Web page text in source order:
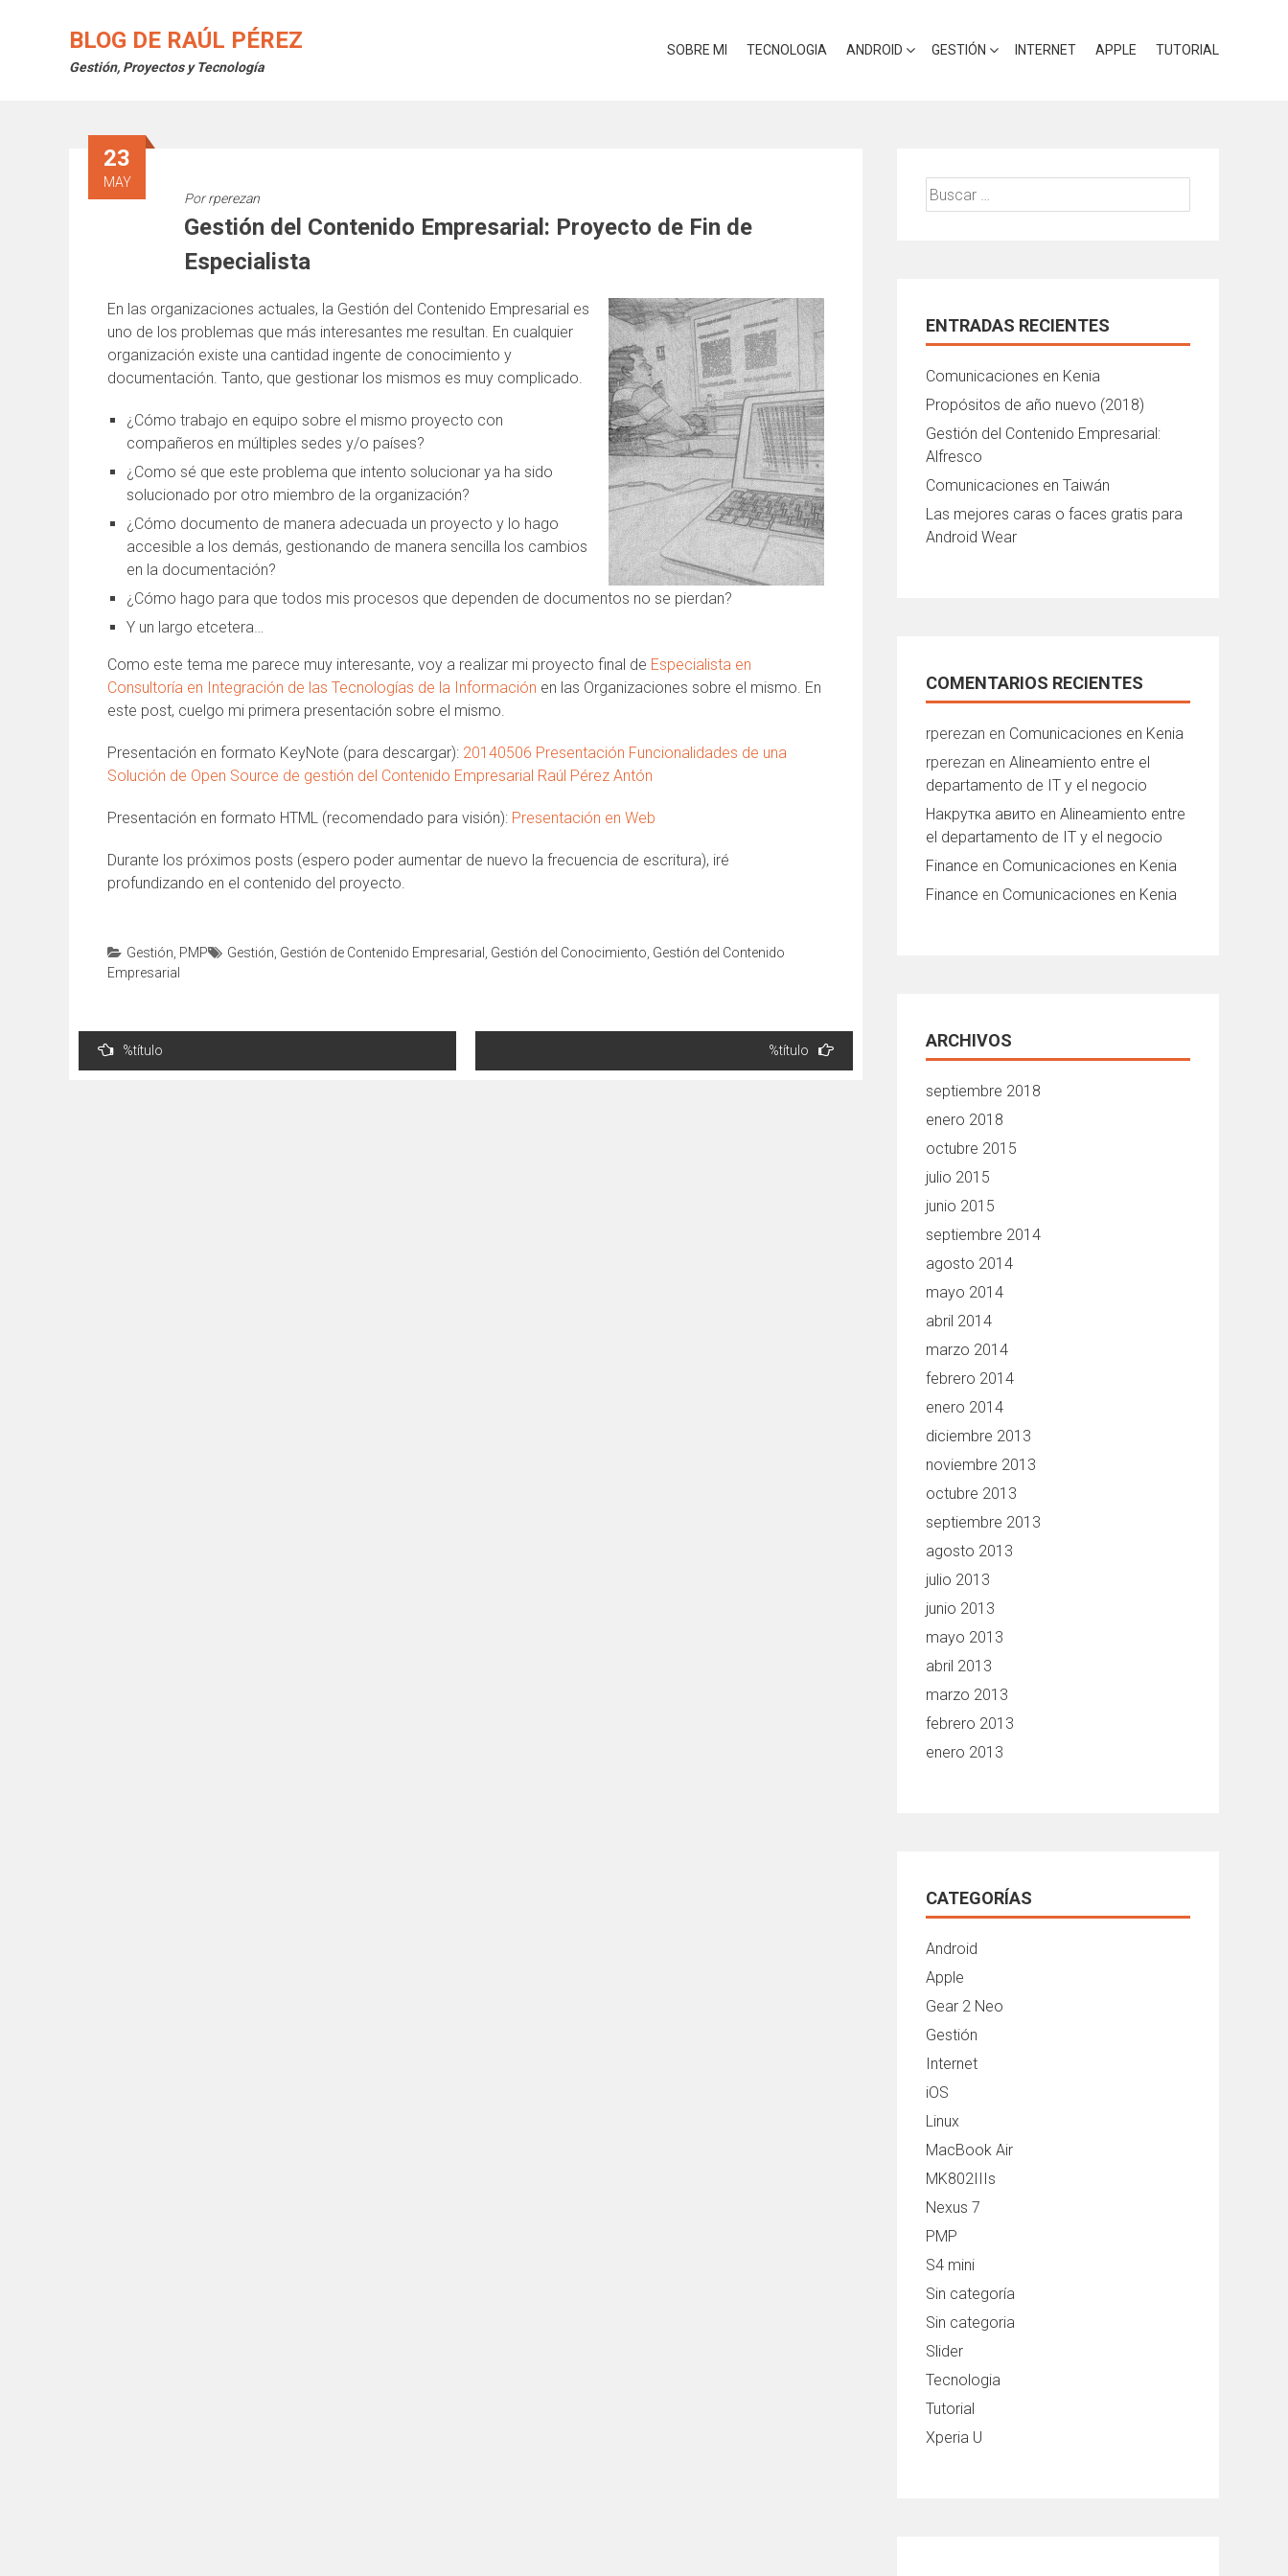
BLOG DE RAÚL PÉREZ
Gestión, Proyectos y Tecnología
SOBRE MI TECNOLOGIA ANDROID GESTIÓN INTERNET APPLE TUTORIAL
23
MAY
Porrperezan
Gestión del Contenido Empresarial: Proyecto de Fin de
Especialista
En las organizaciones actuales, la Gestión del Contenido Empresarial es
uno de los problemas que más interesantes me resultan. En cualquier
organización existe una cantidad ingente de conocimiento y
documentación. Tanto, que gestionar los mismos es muy complicado.
¿Cómo trabajo en equipo sobre el mismo proyecto con
compañeros en múltiples sedes y/o países?
¿Como sé que este problema que intento solucionar ya ha sido
solucionado por otro miembro de la organización?
¿Cómo documento de manera adecuada un proyecto y lo hago
accesible a los demás, gestionando de manera sencilla los cambios
en la documentación?
¿Cómo hago para que todos mis procesos que dependen de documentos no se pierdan?
Y un largo etcetera…
Como este tema me parece muy interesante, voy a realizar mi proyecto final de Especialista en
Consultoría en Integración de las Tecnologías de la Información en las Organizaciones sobre el mismo. En
este post, cuelgo mi primera presentación sobre el mismo.
Presentación en formato KeyNote (para descargar): 20140506 Presentación Funcionalidades de una
Solución de Open Source de gestión del Contenido Empresarial Raúl Pérez Antón
Presentación en formato HTML (recomendado para visión): Presentación en Web
Durante los próximos posts (espero poder aumentar de nuevo la frecuencia de escritura), iré
profundizando en el contenido del proyecto.
Gestión PMP Gestión Gestión de Contenido Empresarial Gestión del Conocimiento Gestión del Contenido
Empresarial
Navegación
de
%título %título
Buscar:
ENTRADAS RECIENTES
Comunicaciones en Kenia
Propósitos de año nuevo (2018)
Gestión del Contenido Empresarial:
Alfresco
Comunicaciones en Taiwán
Las mejores caras o faces gratis para
Android Wear
COMENTARIOS RECIENTES
rperezan en Comunicaciones en Kenia
rperezan en Alineamiento entre el
departamento de IT y el negocio
Накрутка авито en Alineamiento entre
el departamento de IT y el negocio
Finance en Comunicaciones en Kenia
Finance en Comunicaciones en Kenia
ARCHIVOS
septiembre 2018
enero 2018
octubre 2015
julio 2015
junio 2015
septiembre 2014
agosto 2014
mayo 2014
abril 2014
marzo 2014
febrero 2014
enero 2014
diciembre 2013
noviembre 2013
octubre 2013
septiembre 2013
agosto 2013
julio 2013
junio 2013
mayo 2013
abril 2013
marzo 2013
febrero 2013
enero 2013
CATEGORÍAS
Android
Apple
Gear 2 Neo
Gestión
Internet
iOS
Linux
MacBook Air
MK802IIIs
Nexus 7
PMP
S4 mini
Sin categoría
Sin categoria
Slider
Tecnologia
Tutorial
Xperia U